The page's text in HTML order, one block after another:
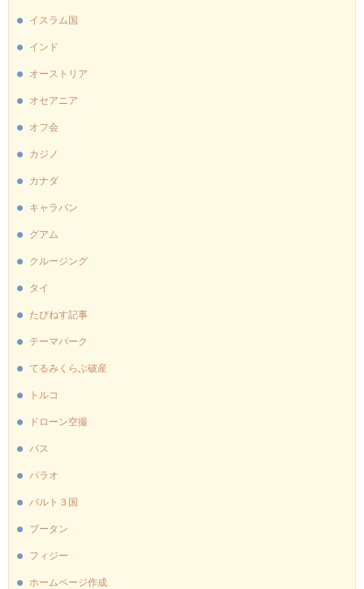
イスラム国
インド
オーストリア
オセアニア
オフ会
カジノ
カナダ
キャラバン
グアム
クルージング
タイ
たびねす記事
テーマパーク
てるみくらぶ破産
トルコ
ドローン空撮
バス
パラオ
バルト３国
ブータン
フィジー
ホームページ作成